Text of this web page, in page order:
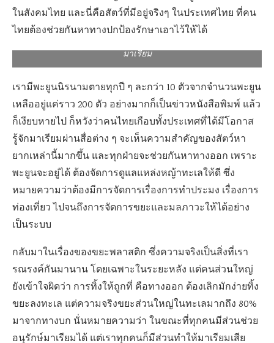
ในสังคมไทย และนี่คือสัตว์ที่มีอยู่จริงๆ ในประเทศไทย ที่คน
ไทยต้องช่วยกันหาทางปกป้องรักษาเอาไว้ให้ได้
มาเรียม
เรามีพะยูนนิรนามตายทุกปี ๆ ละกว่า 10 ตัวจากจำนวนพะยูน
เหลืออยู่แค่ราว 200 ตัว อย่างมากก็เป็นข่าวหนังสือพิมพ์ แล้ว
ก็เงียบหายไป ก็หวังว่าคนไทยเกือบทั้งประเทศที่ได้มีโอกาส
รู้จักมาเรียมผ่านสื่อต่าง ๆ จะเห็นความสำคัญของสัตว์หา
ยากเหล่านี้มากขึ้น และทุกฝ่ายจะช่วยกันหาทางออก เพราะ
พะยูนจะอยู่ได้ ต้องจัดการดูแลแหล่งหญ้าทะเลให้ดี ซึ่ง
หมายความว่าต้องมีการจัดการเรื่องการทำประมง เรื่องการ
ท่องเที่ยว ไปจนถึงการจัดการขยะและมลภาวะให้ได้อย่าง
เป็นระบบ
กลับมาในเรื่องของขยะพลาสติก ซึ่งความจริงเป็นสิ่งที่เรา
รณรงค์กันมานาน โดยเฉพาะในระยะหลัง แต่คนส่วนใหญ่
ยังเข้าใจผิดว่า การทิ้งให้ถูกที่ คือทางออก ต้องเลิกมักง่ายทิ้ง
ขยะลงทะเล แต่ความจริงขยะส่วนใหญ่ในทะเลมากถึง 80%
มาจากทางบก นั่นหมายความว่า ในขณะที่ทุกคนมีส่วนช่วย
อนุรักษ์มาเรียมได้ แต่เราทุกคนก็มีส่วนทำให้มาเรียมเสีย